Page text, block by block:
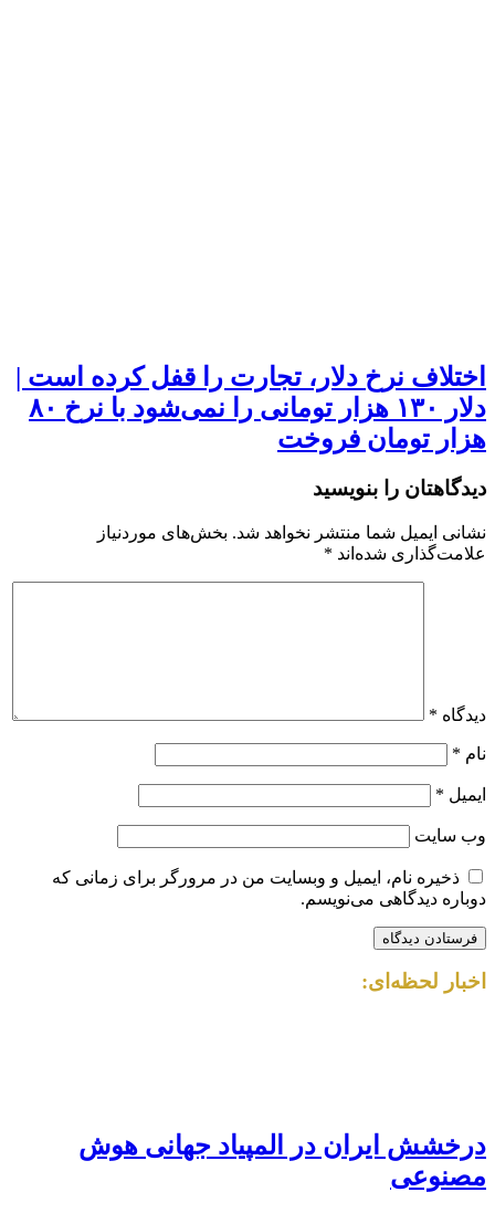
اختلاف نرخ دلار، تجارت را قفل کرده است |
دلار ۱۳۰ هزار تومانی را نمی‌شود با نرخ ۸۰
هزار تومان فروخت
دیدگاهتان را بنویسید
نشانی ایمیل شما منتشر نخواهد شد. بخش‌های موردنیاز
علامت‌گذاری شده‌اند *
دیدگاه *
نام *
ایمیل *
وب‌ سایت
ذخیره نام، ایمیل و وبسایت من در مرورگر برای زمانی که
دوباره دیدگاهی می‌نویسم.
اخبار لحظه‌ای:
درخشش ایران در المپیاد جهانی هوش
مصنوعی